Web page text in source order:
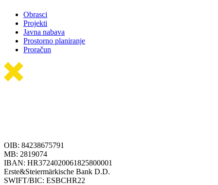
Obrasci
Projekti
Javna nabava
Prostorno planiranje
Proračun
OIB: 84238675791
MB: 2819074
IBAN: HR3724020061825800001
Erste&Steiermärkische Bank D.D.
SWIFT/BIC: ESBCHR22